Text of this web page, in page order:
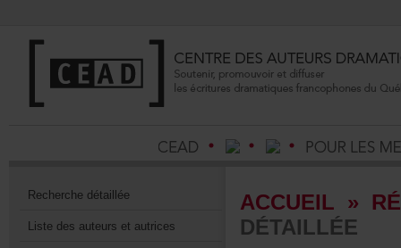
Recherchedétaillée
Listedesauteursetautrices
ACCUEIL »
DÉTAILLÉE